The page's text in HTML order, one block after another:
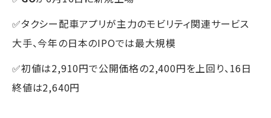
✅タクシー配車アプリが主力のモビリティ関連サービス
大手、今年の日本のIPOでは最大規模
✅初値は2,910円で公開価格の2,400円を上回り、16日
終値は2,640円